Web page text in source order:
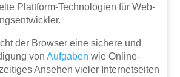
Plattform-Technologien für Web-
der Browser eine sichere und
vonAufgaben wie Online-
Ansehen vieler Internetseiten